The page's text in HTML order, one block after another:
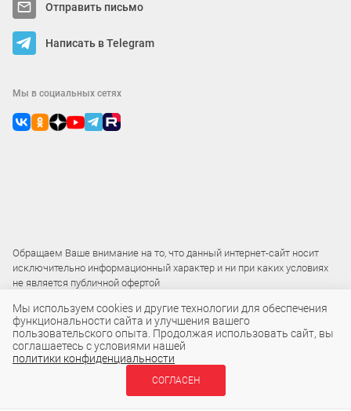
Отправить письмо
Написать в Telegram
Мы в социальных сетях
Обращаем Ваше внимание на то, что данный интернет-сайт носит
исключительно информационный характер и ни при каких условиях
не является публичной офертой
2015 – 2026 © ООО «Локос»
Мы используем cookies и другие технологии для обеспечения
функциональности сайта и улучшения вашего
пользовательского опыта. Продолжая использовать сайт, вы
соглашаетесь с условиями нашей
политики конфиденциальности
СОГЛАСЕН